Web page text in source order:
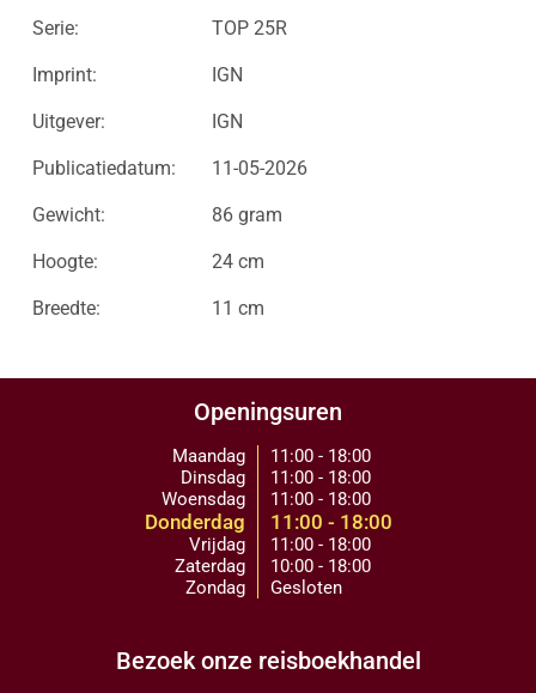
Serie: TOP 25R
Imprint: IGN
Uitgever: IGN
Publicatiedatum: 11-05-2026
Gewicht: 86 gram
Hoogte: 24 cm
Breedte: 11 cm
Openingsuren
Maandag
Dinsdag
Woensdag
Donderdag
Vrijdag
Zaterdag
Zondag
11:00 - 18:00
11:00 - 18:00
11:00 - 18:00
11:00 - 18:00
11:00 - 18:00
10:00 - 18:00
Gesloten
Bezoek onze reisboekhandel